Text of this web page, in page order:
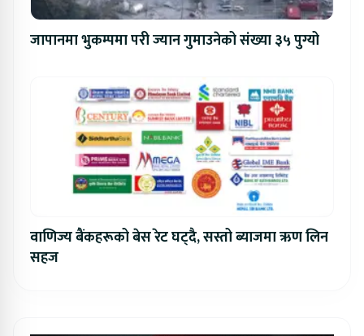
जापानमा भुकम्पमा परी ज्यान गुमाउनेको संख्या ३५ पुग्यो
वाणिज्य बैंकहरूको बेस रेट घट्दै, सस्तो ब्याजमा ऋण लिन
सहज